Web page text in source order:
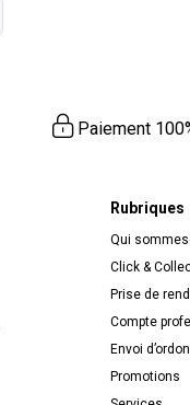
Paiement
Rubriques
Qui
Click &
Prise de
Compte
Envoi
Promotions